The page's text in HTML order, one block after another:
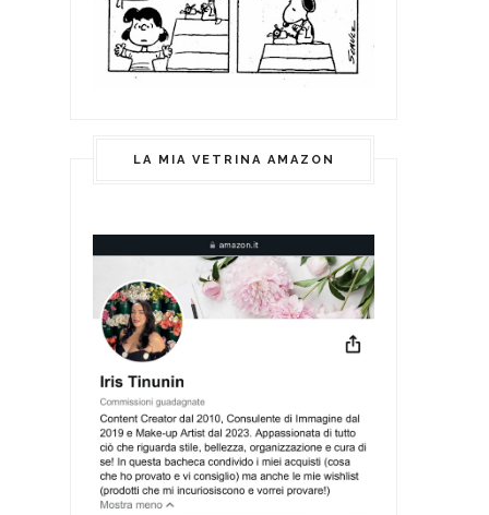
LA MIA VETRINA AMAZON